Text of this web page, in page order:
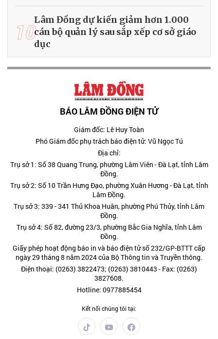
10Lâm Đồng dự kiến giảm hơn 1.000
cán bộ quản lý sau sắp xếp cơ sở giáo
dục
BÁO LÂM ĐỒNG ĐIỆN TỬ
Giám đốc: Lê Huy Toàn
Phó Giám đốc phụ trách báo điện tử: Vũ Ngọc Tú
Địa chỉ:
Trụ sở 1: Số 38 Quang Trung, phường Lâm Viên - Đà Lạt, tỉnh Lâm
Đồng.
Trụ sở 2: Số 10 Trần Hưng Đạo, phường Xuân Hương - Đà Lạt, tỉnh
Lâm Đồng.
Trụ sở 3: 339 - 341 Thủ Khoa Huân, phường Phú Thủy, tỉnh Lâm
Đồng.
Trụ sở 4: Số 82, đường 23/3, phường Bắc Gia Nghĩa, tỉnh Lâm
Đồng.
Giấy phép hoạt động báo in và báo điện tử số 232/GP-BTTT cấp
ngày 29 tháng 8 năm 2024 của Bộ Thông tin và Truyền thông.
Điện thoại: (0263) 3822473; (0263) 3810443 - Fax: (0263)
3827608.
Hotline: 0977885454
Kết nối chúng tôi tại: